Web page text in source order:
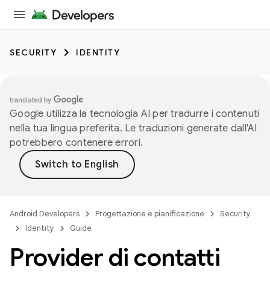
SECURITY IDENTITY
Google utilizza la tecnologia AI per tradurre i contenuti
nella tua lingua preferita. Le traduzioni generate dall'AI
potrebbero contenere errori.
Android Developers Progettazione e pianificazione
Security
Identity
Guide
Provider di contatti